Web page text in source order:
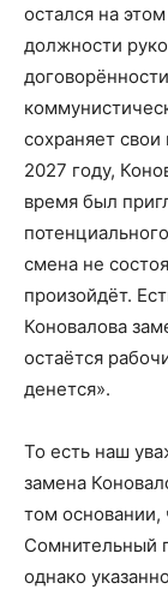
остался на
должности
сохраняет
2027 году,
время был
смена не
произойдёт.
Коновалова
остаётся
денется».
То есть наш
замена
том основании,
Сомнительный
однако